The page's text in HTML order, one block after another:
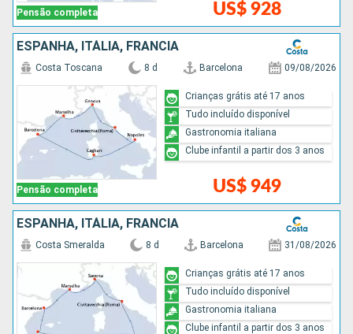
Pensão completa US$ 928
ESPANHA, ITÁLIA, FRANCIA
Pensão completa
Costa Toscana 8 d Barcelona 09/08/2026
US$ 949
Crianças grátis até 17 anos
Tudo incluído disponível
Gastronomia italiana
Clube infantil a partir dos 3 anos
ESPANHA, ITÁLIA, FRANCIA
Costa Smeralda 8 d Barcelona 31/08/2026
Crianças grátis até 17 anos
Tudo incluído disponível
Gastronomia italiana
Clube infantil a partir dos 3 anos